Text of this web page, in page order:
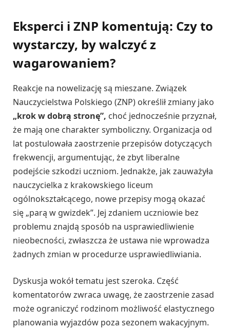
Eksperci i ZNP komentują: Czy to
wystarczy, by walczyć z
wagarowaniem?
Reakcje na nowelizację są mieszane. Związek
Nauczycielstwa Polskiego (ZNP) określił zmiany jako
„krok w dobrą stronę”, choć jednocześnie przyznał,
że mają one charakter symboliczny. Organizacja od
lat postulowała zaostrzenie przepisów dotyczących
frekwencji, argumentując, że zbyt liberalne
podejście szkodzi uczniom. Jednakże, jak zauważyła
nauczycielka z krakowskiego liceum
ogólnokształcącego, nowe przepisy mogą okazać
się „parą w gwizdek”. Jej zdaniem uczniowie bez
problemu znajdą sposób na usprawiedliwienie
nieobecności, zwłaszcza że ustawa nie wprowadza
żadnych zmian w procedurze usprawiedliwiania.
Dyskusja wokół tematu jest szeroka. Część
komentatorów zwraca uwagę, że zaostrzenie zasad
może ograniczyć rodzinom możliwość elastycznego
planowania wyjazdów poza sezonem wakacyjnym.